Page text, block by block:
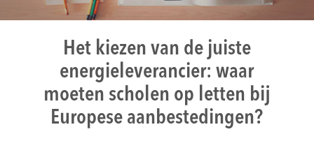
Het kiezen van de juiste
energieleverancier: waar
moeten scholen op letten bij
Europese aanbestedingen?